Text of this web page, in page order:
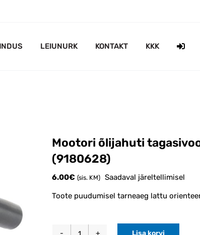
LEIUNURK KONTAKT KKK
Mootori õlijahuti
(9180628)
6.00€ (sis. KM) Saadaval järeltellimisel
Toote puudumisel tarneaeg lattu
Lisa korvi